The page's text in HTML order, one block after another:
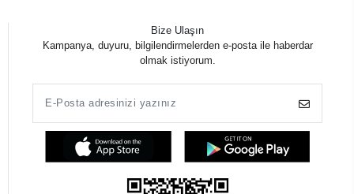
Bize Ulaşın
Kampanya, duyuru, bilgilendirmelerden e-posta ile haberdar
olmak istiyorum.